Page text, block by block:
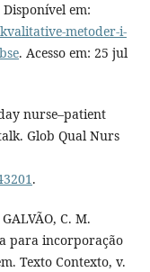
em:
metoder-i-
. Acesso em: 25 jul
nurse–patient
Glob Qual Nurs
.
C. M.
para incorporação
Texto Contexto, v.